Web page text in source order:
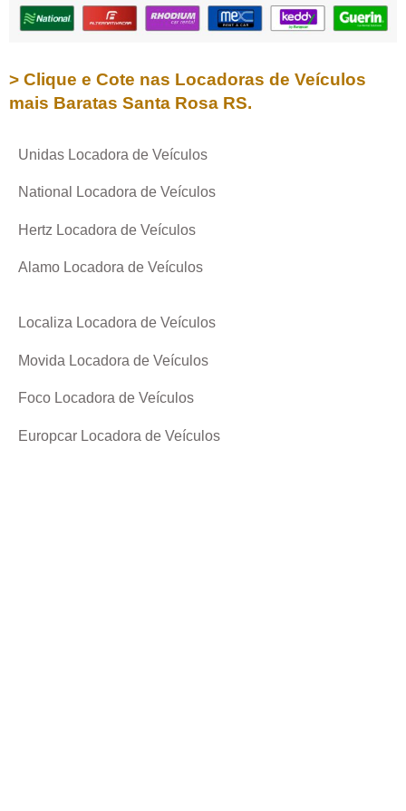
> Clique e Cote nas Locadoras de Veículos
mais Baratas Santa Rosa RS.
Unidas Locadora de Veículos
National Locadora de Veículos
Hertz Locadora de Veículos
Alamo Locadora de Veículos
Localiza Locadora de Veículos
Movida Locadora de Veículos
Foco Locadora de Veículos
Europcar Locadora de Veículos